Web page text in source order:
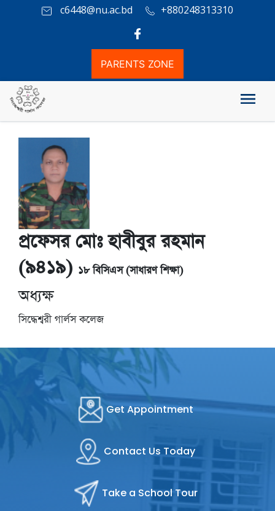
c6448@nu.ac.bd +880248313310
PARENTS ZONE
Message of The Principal
প্রফেসর মোঃ হাবীবুর রহমান
(৯৪১৯) ১৮ বিসিএস (সাধারণ শিক্ষা)
অধ্যক্ষ
সিদ্ধেশ্বরী গার্লস কলেজ
Get Appointment
Contact Us Today
Take a School Tour